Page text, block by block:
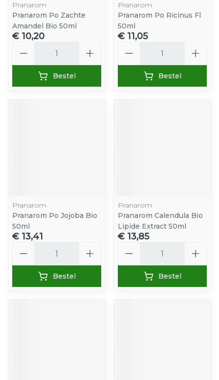
Pranarom
Pranarom Po Zachte
Amandel Bio 50ml
€ 10,20
Bestel
Pranarom
Pranarom Po Ricinus Fl
50ml
€ 11,05
Bestel
Pranarom
Pranarom Po Jojoba Bio
50ml
€ 13,41
Bestel
Pranarom
Pranarom Calendula Bio
Lipide Extract 50ml
€ 13,85
Bestel